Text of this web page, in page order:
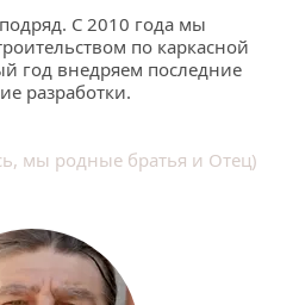
С 2010 года мы
по каркасной
год внедряем последние
разработки.
мы родные братья и Отец)